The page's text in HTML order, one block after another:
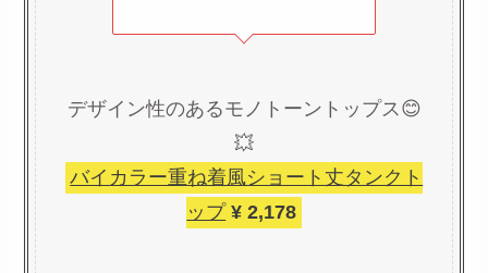
デザイン性のあるモノトーントップス😊
💥
バイカラー重ね着風ショート丈タンクト
ップ ¥ 2,178